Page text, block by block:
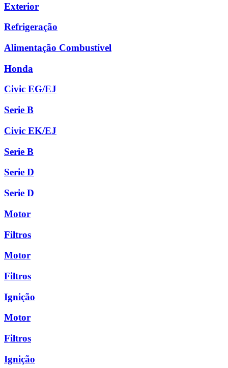
Exterior
Refrigeração
Alimentação Combustível
Honda
Civic EG/EJ
Serie B
Civic EK/EJ
Serie B
Serie D
Serie D
Motor
Filtros
Motor
Filtros
Ignição
Motor
Filtros
Ignição